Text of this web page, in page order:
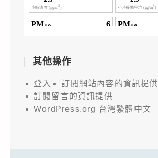
其他操作
登入
訂閱網站內容的資訊提供
訂閱留言的資訊提供
WordPress.org 台灣繁體中文